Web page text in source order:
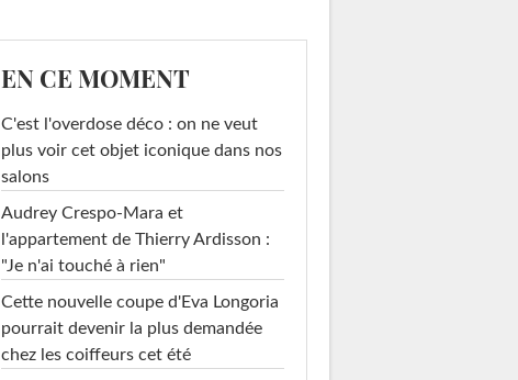
EN CE MOMENT
C'est l'overdose déco : on ne veut
plus voir cet objet iconique dans nos
salons
Audrey Crespo-Mara et
l'appartement de Thierry Ardisson :
"Je n'ai touché à rien"
Cette nouvelle coupe d'Eva Longoria
pourrait devenir la plus demandée
chez les coiffeurs cet été